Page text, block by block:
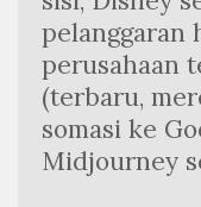
pelanggaran
perusahaan
(terbaru,
somasi ke
Midjourney